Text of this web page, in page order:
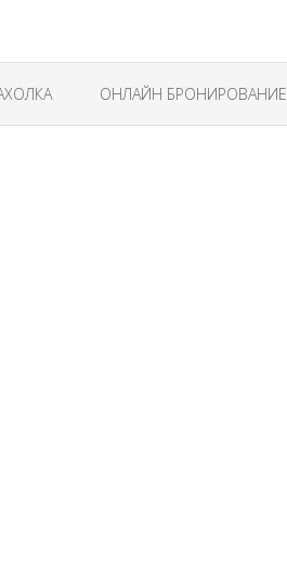
ОНЛАЙН БРОНИРОВАНИЕ